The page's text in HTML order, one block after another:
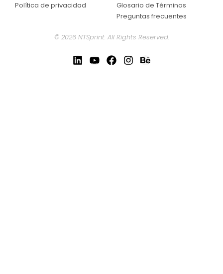
Política de privacidad
Glosario de Términos
Preguntas frecuentes
© 2026 NTSprint. All Rights Reserved.